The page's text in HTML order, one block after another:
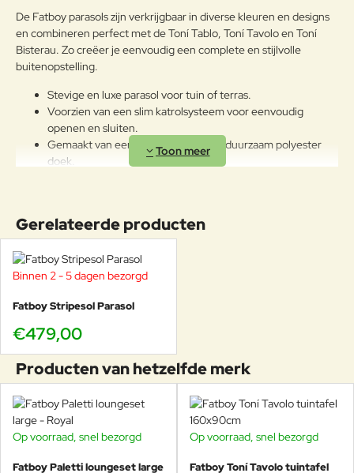
De Fatboy parasols zijn verkrijgbaar in diverse kleuren en designs
en combineren perfect met de Toní Tablo, Toní Tavolo en Toní
Bisterau. Zo creëer je eenvoudig een complete en stijlvolle
buitenopstelling.
Stevige en luxe parasol voor tuin of terras.
Voorzien van een slim katrolsysteem voor eenvoudig
openen en sluiten.
Gemaakt van een metalen frame en duurzaam polyester
doek.
Perfect te combineren met de Toní collectie.
De Fatboy parasol is meer dan alleen zonbescherming, het is een
stijlvolle toevoeging aan jouw buitenleven. Waar zet jij hem neer?
Gerelateerde producten
Binnen 2 - 5 dagen bezorgd
Fatboy Stripesol Parasol
€479,00
Producten van hetzelfde merk
GRATIS HOEZEN
Op voorraad, snel bezorgd
Fatboy Paletti loungeset large
-17%
Op voorraad, snel bezorgd
Fatboy Toní Tavolo tuintafel